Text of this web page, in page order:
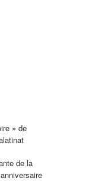
» de
de la